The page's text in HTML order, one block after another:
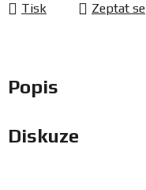
Tisk Zeptat se
Popis
Diskuze